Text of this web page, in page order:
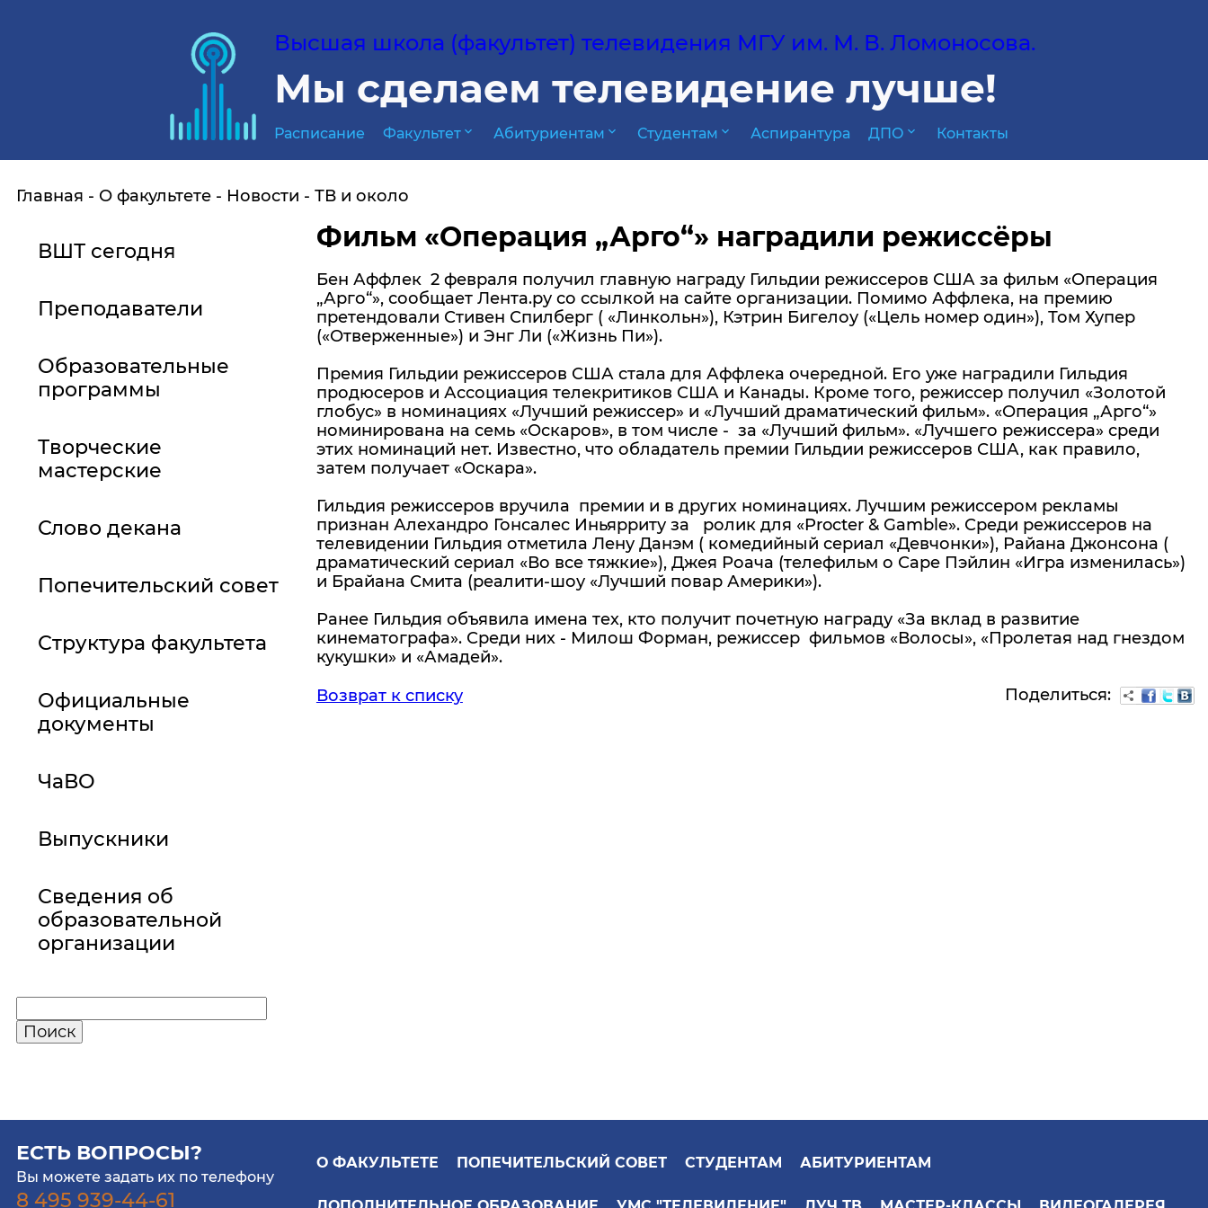
Высшая школа (факультет) телевидения МГУ им. М. В. Ломоносова.
Мы сделаем телевидение лучше!
Расписание Факультет expand_more Абитуриентам expand_more Студентам expand_more Аспирантура ДПО expand_more Контакты
Главная О факультете Новости ТВ и около
ВШТ сегодня
Преподаватели
Образовательные
программы
Творческие
мастерские
Слово декана
Попечительский совет
Структура факультета
Официальные
документы
ЧаВО
Выпускники
Сведения об
образовательной
организации
Фильм «Операция „Арго“» наградили режиссёры
Бен Аффлек 2 февраля получил главную награду Гильдии режиссеров США за фильм «Операция
„Арго“», сообщает Лента.ру со ссылкой на сайте организации. Помимо Аффлека, на премию
претендовали Стивен Спилберг ( «Линкольн»), Кэтрин Бигелоу («Цель номер один»), Том Хупер
(«Отверженные») и Энг Ли («Жизнь Пи»).
Премия Гильдии режиссеров США стала для Аффлека очередной. Его уже наградили Гильдия
продюсеров и Ассоциация телекритиков США и Канады. Кроме того, режиссер получил «Золотой
глобус» в номинациях «Лучший режиссер» и «Лучший драматический фильм». «Операция „Арго“»
номинирована на семь «Оскаров», в том числе - за «Лучший фильм». «Лучшего режиссера» среди
этих номинаций нет. Известно, что обладатель премии Гильдии режиссеров США, как правило,
затем получает «Оскара».
Гильдия режиссеров вручила премии и в других номинациях. Лучшим режиссером рекламы
признан Алехандро Гонсалес Иньярриту за ролик для «Procter & Gamble». Среди режиссеров на
телевидении Гильдия отметила Лену Данэм ( комедийный сериал «Девчонки»), Райана Джонсона (
драматический сериал «Во все тяжкие»), Джея Роача (телефильм о Саре Пэйлин «Игра изменилась»)
и Брайана Смита (реалити-шоу «Лучший повар Америки»).
Ранее Гильдия объявила имена тех, кто получит почетную награду «За вклад в развитие
кинематографа». Среди них - Милош Форман, режиссер фильмов «Волосы», «Пролетая над гнездом
кукушки» и «Амадей».
Возврат к списку
Поделиться:
ЕСТЬ ВОПРОСЫ?
Вы можете задать их по телефону
8 495 939-44-61
О ФАКУЛЬТЕТЕ ПОПЕЧИТЕЛЬСКИЙ СОВЕТ СТУДЕНТАМ АБИТУРИЕНТАМ